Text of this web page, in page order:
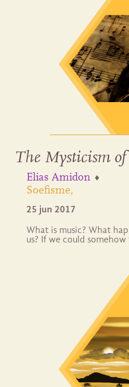
The Mysticism
Elias Amidon
Soefisme
25 jun 2017
What is music? What
us? If we could